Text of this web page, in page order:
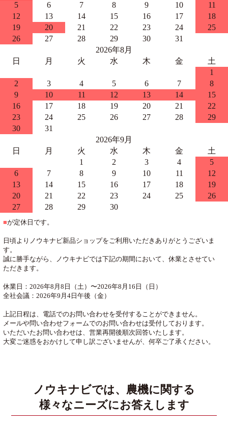
5
6 7 8 9 10
11
12
13 14 15 16 17
18
19
20 21 22 23 24
25
26
27 28 29 30
31
2026年8月
日
月 火 水 木 金
土
1
2
3 4 5 6 7
8
9
10 11 12 13 14
15
16
17 18 19 20 21
22
23
24 25 26 27 28
29
30
31
2026年9月
日
月 火 水 木 金
土
1
2 3 4
5
6
7 8 9 10 11
12
13
14 15 16 17 18
19
20
21 22 23 24 25
26
27
28 29 30
■が定休日です。
日頃よりノウキナビ新品ショップをご利用いただきありがとうございま
す。
誠に勝手ながら、ノウキナビでは下記の期間において、休業とさせてい
ただきます。
休業日：2026年8月8日（土）〜2026年8月16日（日）
全社会議：2026年9月4日午後（金）
上記日程は、電話でのお問い合わせを受付することができません。
メールや問い合わせフォームでのお問い合わせは受付しております。
いただいたお問い合わせは、営業再開後順次回答いたします。
大変ご迷惑をおかけして申し訳ございませんが、何卒ご了承ください。
ノウキナビでは、農機に関する
様々なニーズにお答えします